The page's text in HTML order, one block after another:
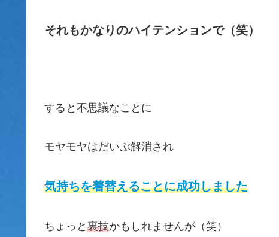
それもかなりのハイテンションで（笑）
すると不思議なことに
モヤモヤはだいぶ解消され
気持ちを着替えることに成功しました
ちょっと 裏技かもしれませんが（笑）